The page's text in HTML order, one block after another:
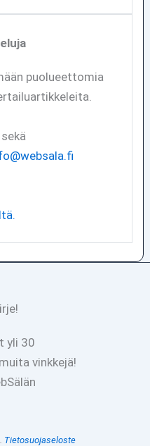
puolueettomia
yli 30
vinkkejä!
Tietosuojaseloste